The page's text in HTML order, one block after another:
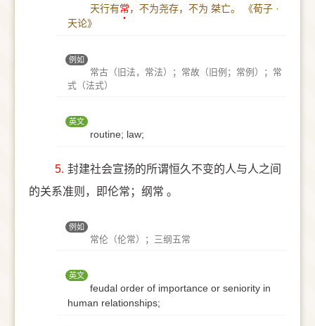
天行有常，不为尧存，不为 桀亡。
《荀子 ·
天论》
例如
常古（旧法，常法）；常故（旧例；常例）；常
式（法式）
英文
routine; law;
5. 封建社会宣扬的所谓恒久不变的人与人之间
的关系准则，即伦常；纲常 。
例如
常伦（伦常）；三纲五常
英文
feudal order of importance or seniority in
human relationships;